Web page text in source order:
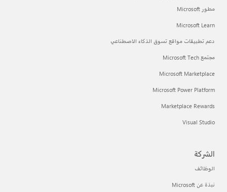
مطور Microsoft
Microsoft Learn
دعم تطبيقات مواقع تسوق الذكاء الاصطناعي
مجتمع Microsoft Tech
Microsoft Marketplace
Microsoft Power Platform
Marketplace Rewards
Visual Studio
الشركة
الوظائف
نبذة عن Microsoft